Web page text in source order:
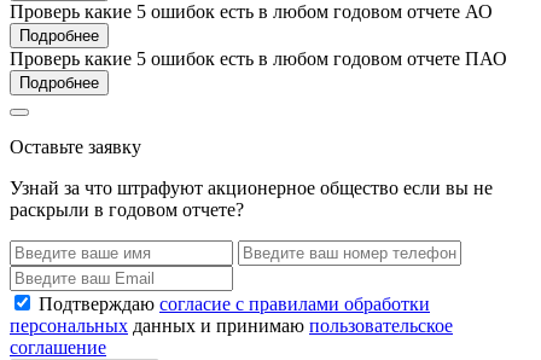
Проверь какие 5 ошибок есть в любом годовом отчете АО
Подробнее
Проверь какие 5 ошибок есть в любом годовом отчете ПАО
Подробнее
Оставьте заявку
Узнай за что штрафуют акционерное общество если вы не
раскрыли в годовом отчете?
Подтверждаю согласие с правилами обработки
персональных данных и принимаю пользовательское
соглашение